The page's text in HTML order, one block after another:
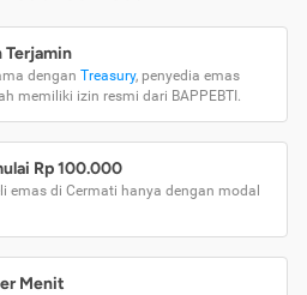
Terjamin
dengan Treasury, penyedia emas
memiliki izin resmi dari BAPPEBTI.
Rp 100.000
emas di Cermati hanya dengan modal
Menit